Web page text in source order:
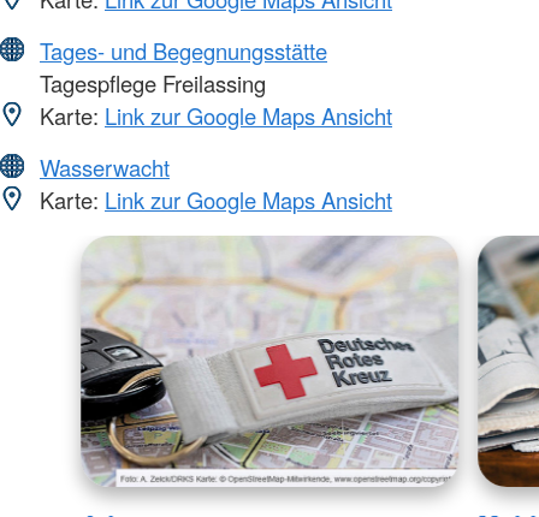
Tages- und Begegnungsstätte
Tagespflege Freilassing
Karte: Link zur Google Maps Ansicht
Wasserwacht
Karte: Link zur Google Maps Ansicht